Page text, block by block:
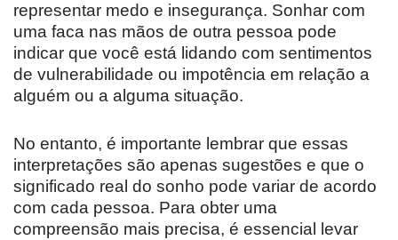
representar medo e insegurança. Sonhar com
uma faca nas mãos de outra pessoa pode
indicar que você está lidando com sentimentos
de vulnerabilidade ou impotência em relação a
alguém ou a alguma situação.
No entanto, é importante lembrar que essas
interpretações são apenas sugestões e que o
significado real do sonho pode variar de acordo
com cada pessoa. Para obter uma
compreensão mais precisa, é essencial levar